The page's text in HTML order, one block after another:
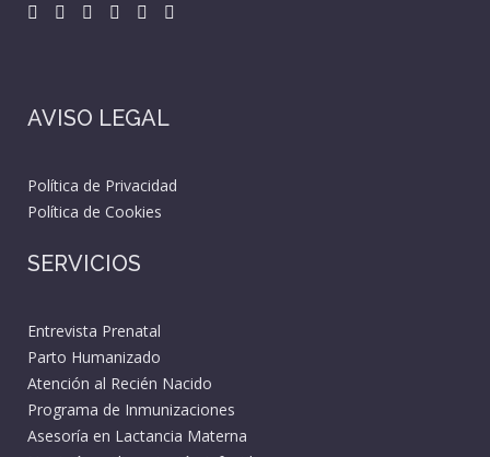
AVISO LEGAL
Política de Privacidad
Política de Cookies
SERVICIOS
Entrevista Prenatal
Parto Humanizado
Atención al Recién Nacido
Programa de Inmunizaciones
Asesoría en Lactancia Materna